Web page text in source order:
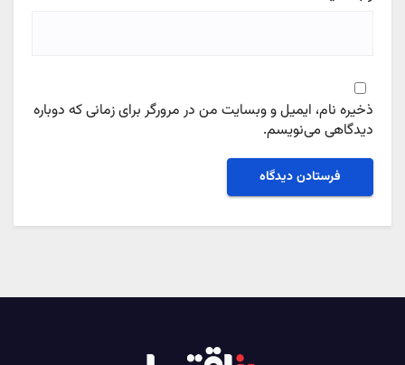
ذخیره نام، ایمیل و وبسایت من در مرورگر برای زمانی که دوباره
دیدگاهی می‌نویسم.